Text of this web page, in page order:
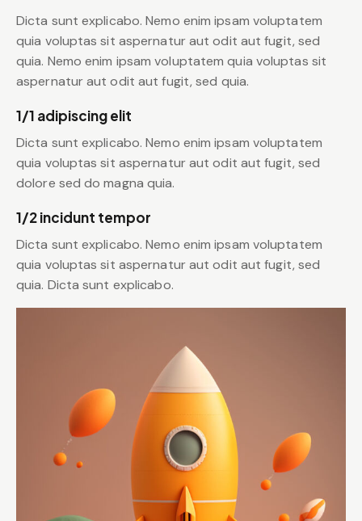
Dicta sunt explicabo. Nemo enim ipsam voluptatem
quia voluptas sit aspernatur aut odit aut fugit, sed
quia. Nemo enim ipsam voluptatem quia voluptas sit
aspernatur aut odit aut fugit, sed quia.
1/1 adipiscing elit
Dicta sunt explicabo. Nemo enim ipsam voluptatem
quia voluptas sit aspernatur aut odit aut fugit, sed
dolore sed do magna quia.
1/2 incidunt tempor
Dicta sunt explicabo. Nemo enim ipsam voluptatem
quia voluptas sit aspernatur aut odit aut fugit, sed
quia. Dicta sunt explicabo.